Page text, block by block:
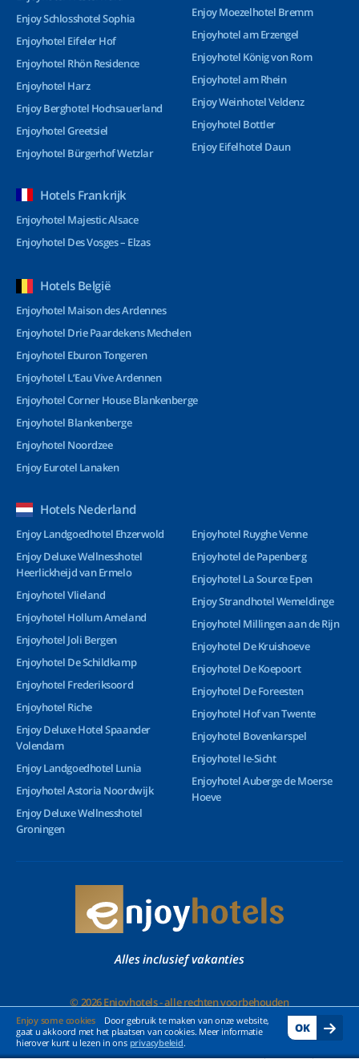
Enjoy some cookies
Door gebruik te maken van onze website,
gaat u akkoord met het plaatsen van cookies. Meer informatie
hierover kunt u lezen in ons privacybeleid.
OK
Enjoy Schlosshotel Sophia
Enjoyhotel Eifeler Hof
Enjoyhotel Rhön Residence
Enjoyhotel Harz
Enjoy Berghotel Hochsauerland
Enjoyhotel Greetsiel
Enjoyhotel Bürgerhof Wetzlar
Enjoy Moezelhotel Bremm
Enjoyhotel am Erzengel
Enjoyhotel König von Rom
Enjoyhotel am Rhein
Enjoy Weinhotel Veldenz
Enjoyhotel Bottler
Enjoy Eifelhotel Daun
Hotels Frankrijk
Enjoyhotel Majestic Alsace
Enjoyhotel Des Vosges – Elzas
Hotels België
Enjoyhotel Maison des Ardennes
Enjoyhotel Drie Paardekens Mechelen
Enjoyhotel Eburon Tongeren
Enjoyhotel L’Eau Vive Ardennen
Enjoyhotel Corner House Blankenberge
Enjoyhotel Blankenberge
Enjoyhotel Noordzee
Enjoy Eurotel Lanaken
Hotels Nederland
Enjoy Landgoedhotel Ehzerwold
Enjoy Deluxe Wellnesshotel
Heerlickheijd van Ermelo
Enjoyhotel Vlieland
Enjoyhotel Hollum Ameland
Enjoyhotel Joli Bergen
Enjoyhotel De Schildkamp
Enjoyhotel Frederiksoord
Enjoyhotel Riche
Enjoy Deluxe Hotel Spaander
Volendam
Enjoy Landgoedhotel Lunia
Enjoyhotel Astoria Noordwijk
Enjoy Deluxe Wellnesshotel
Groningen
Enjoyhotel Ruyghe Venne
Enjoyhotel de Papenberg
Enjoyhotel La Source Epen
Enjoy Strandhotel Wemeldinge
Enjoyhotel Millingen aan de Rijn
Enjoyhotel De Kruishoeve
Enjoyhotel De Koepoort
Enjoyhotel De Foreesten
Enjoyhotel Hof van Twente
Enjoyhotel Bovenkarspel
Enjoyhotel Ie-Sicht
Enjoyhotel Auberge de Moerse
Hoeve
Alles inclusief vakanties
© 2026 Enjoyhotels - alle rechten voorbehouden